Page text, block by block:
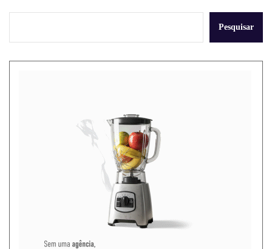
Pesquisar